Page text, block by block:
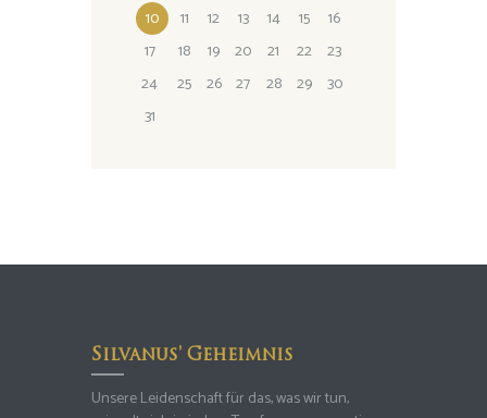
10
11 12 13 14 15
16
17
18 19 20 21 22
23
24
25 26 27 28 29
30
31
Silvanus' Geheimnis
Unsere Leidenschaft für das, was wir tun,